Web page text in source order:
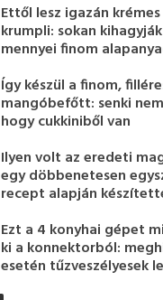
Ettől lesz igazán
krumpli: sokan
mennyei finom
Így készül a finom,
mangóbefőtt: senki
hogy cukkiniből van
Ilyen volt az eredeti
egy döbbenetesen
recept alapján
Ezt a 4 konyhai gépet
ki a konnektorból:
esetén tűzveszélyesek